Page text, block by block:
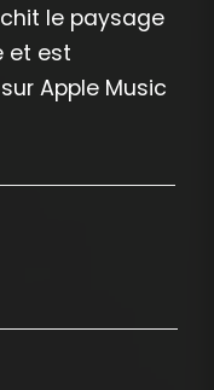
le paysage
et est
sur Apple Music